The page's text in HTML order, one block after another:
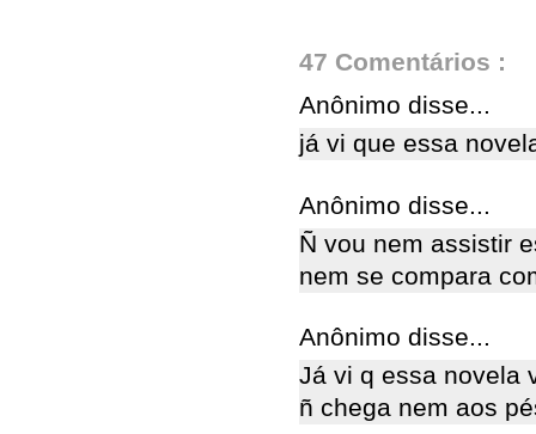
47 Comentários :
Anônimo disse...
já vi que essa
Anônimo disse...
Ñ vou nem assistir
nem se compara
Anônimo disse...
Já vi q essa novela
ñ chega nem aos